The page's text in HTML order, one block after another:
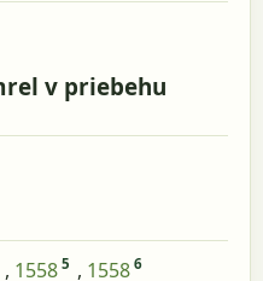
v priebehu
, 1558 5 , 1558 6